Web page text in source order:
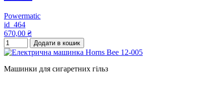
Powermatic
id_464
670,00 ₴
Додати в кошик
Машинки для сигаретних гільз